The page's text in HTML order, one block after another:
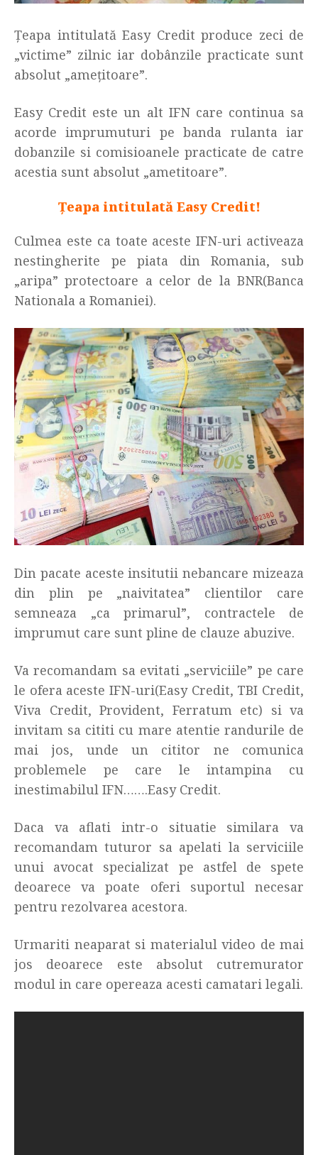
Țeapa intitulată Easy Credit produce zeci de
„victime” zilnic iar dobânzile practicate sunt
absolut „amețitoare”.
Easy Credit este un alt IFN care continua sa
acorde imprumuturi pe banda rulanta iar
dobanzile si comisioanele practicate de catre
acestia sunt absolut „ametitoare”.
Țeapa intitulată Easy Credit!
Culmea este ca toate aceste IFN-uri activeaza
nestingherite pe piata din Romania, sub
„aripa” protectoare a celor de la BNR(Banca
Nationala a Romaniei).
Din pacate aceste insitutii nebancare mizeaza
din plin pe „naivitatea” clientilor care
semneaza „ca primarul”, contractele de
imprumut care sunt pline de clauze abuzive.
Va recomandam sa evitati „serviciile” pe care
le ofera aceste IFN-uri(Easy Credit, TBI Credit,
Viva Credit, Provident, Ferratum etc) si va
invitam sa cititi cu mare atentie randurile de
mai jos, unde un cititor ne comunica
problemele pe care le intampina cu
inestimabilul IFN…….Easy Credit.
Daca va aflati intr-o situatie similara va
recomandam tuturor sa apelati la serviciile
unui avocat specializat pe astfel de spete
deoarece va poate oferi suportul necesar
pentru rezolvarea acestora.
Urmariti neaparat si materialul video de mai
jos deoarece este absolut cutremurator
modul in care opereaza acesti camatari legali.